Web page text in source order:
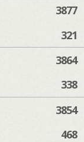
3877
321
3864
338
3854
468